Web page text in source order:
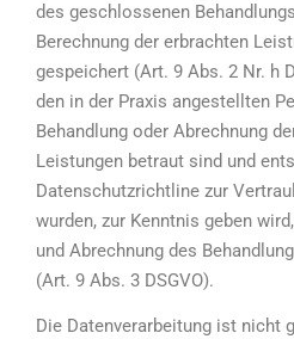
des geschlossenen
Berechnung der erbrachten
gespeichert (Art. 9 Abs. 2 Nr. h
den in der Praxis angestellten
Behandlung oder Abrechnung
Leistungen betraut sind und
Datenschutzrichtline zur
wurden, zur Kenntnis geben
und Abrechnung des
(Art. 9 Abs. 3 DSGVO).
Die Datenverarbeitung ist nicht